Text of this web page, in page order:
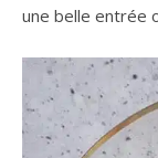
une belle entrée